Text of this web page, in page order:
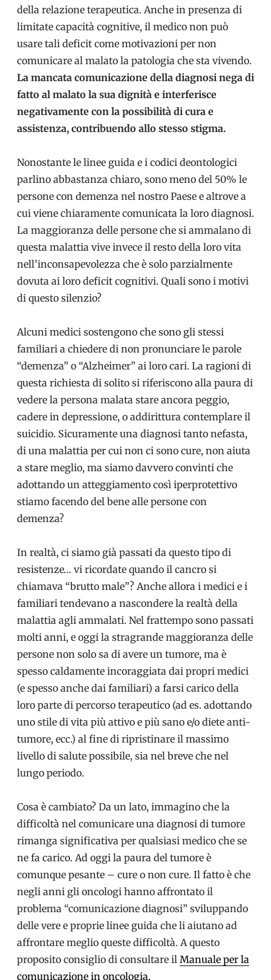
della relazione terapeutica. Anche in presenza di
limitate capacità cognitive, il medico non può
usare tali deficit come motivazioni per non
comunicare al malato la patologia che sta vivendo.
La mancata comunicazione della diagnosi nega di
fatto al malato la sua dignità e interferisce
negativamente con la possibilità di cura e
assistenza, contribuendo allo stesso stigma.
Nonostante le linee guida e i codici deontologici
parlino abbastanza chiaro, sono meno del 50% le
persone con demenza nel nostro Paese e altrove a
cui viene chiaramente comunicata la loro diagnosi.
La maggioranza delle persone che si ammalano di
questa malattia vive invece il resto della loro vita
nell’inconsapevolezza che è solo parzialmente
dovuta ai loro deficit cognitivi. Quali sono i motivi
di questo silenzio?
Alcuni medici sostengono che sono gli stessi
familiari a chiedere di non pronunciare le parole
“demenza” o “Alzheimer” ai loro cari. La ragioni di
questa richiesta di solito si riferiscono alla paura di
vedere la persona malata stare ancora peggio,
cadere in depressione, o addirittura contemplare il
suicidio. Sicuramente una diagnosi tanto nefasta,
di una malattia per cui non ci sono cure, non aiuta
a stare meglio, ma siamo davvero convinti che
adottando un atteggiamento così iperprotettivo
stiamo facendo del bene alle persone con
demenza?
In realtà, ci siamo già passati da questo tipo di
resistenze… vi ricordate quando il cancro si
chiamava “brutto male”? Anche allora i medici e i
familiari tendevano a nascondere la realtà della
malattia agli ammalati. Nel frattempo sono passati
molti anni, e oggi la stragrande maggioranza delle
persone non solo sa di avere un tumore, ma è
spesso caldamente incoraggiata dai propri medici
(e spesso anche dai familiari) a farsi carico della
loro parte di percorso terapeutico (ad es. adottando
uno stile di vita più attivo e più sano e/o diete anti-
tumore, ecc.) al fine di ripristinare il massimo
livello di salute possibile, sia nel breve che nel
lungo periodo.
Cosa è cambiato? Da un lato, immagino che la
difficoltà nel comunicare una diagnosi di tumore
rimanga significativa per qualsiasi medico che se
ne fa carico. Ad oggi la paura del tumore è
comunque pesante – cure o non cure. Il fatto è che
negli anni gli oncologi hanno affrontato il
problema “comunicazione diagnosi” sviluppando
delle vere e proprie linee guida che li aiutano ad
affrontare meglio queste difficoltà. A questo
proposito consiglio di consultare il Manuale per la
comunicazione in oncologia.